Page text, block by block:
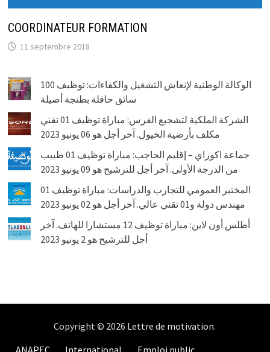
COORDINATEUR FORMATION
11 septembre 2018
الوكالة الوطنية لإنعاش التشغيل والكفاءات: توظيف 100
سائق حافلة بطنجة أصيلة
الشركة الملكية لتشجيع الفرس: مباراة توظيف 01 تقني
مكلف بأرضية الخيول. آخر أجل هو 06 يونيو 2023
جماعة اكوراي – إقليم الحاجب: مباراة توظيف 01 طبيب
من الدرجة الأولى. آخر أجل للترشيح هو 09 يونيو 2023
المختبر العمومي للتجارب والدراسات: مباراة توظيف 01
مهندس دولة و01 تقني عالي. آخر أجل هو 02 يونيو 2023
أطلس أون لاين: مباراة توظيف 12 مستشارا للهاتف. آخر
أجل للترشيح هو 2 يونيو 2023
Copyright © 2026 Lettre de motivation.